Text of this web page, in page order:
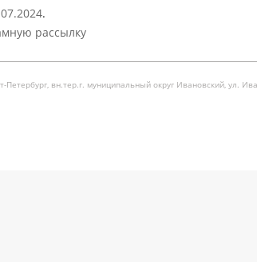
.
рассылку
вн.тер.г. муниципальный округ Ивановский, ул.